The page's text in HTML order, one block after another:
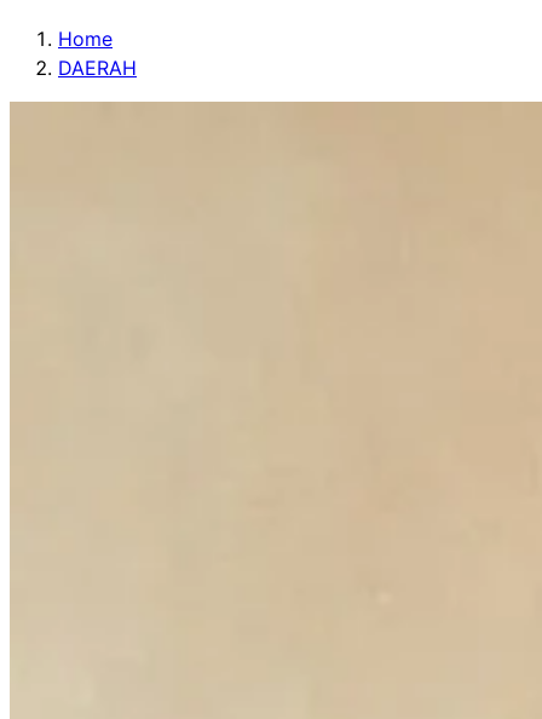
Home
DAERAH